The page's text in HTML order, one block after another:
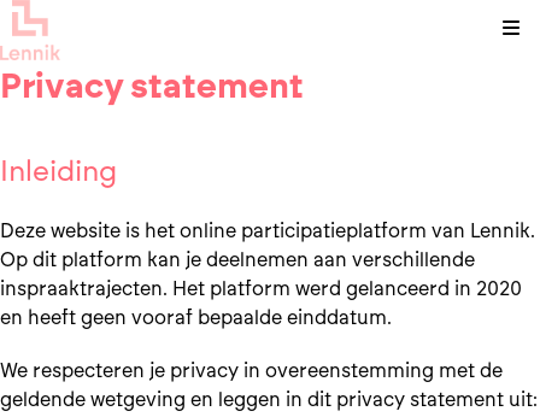
Privacy statement
Inleiding
Deze website is het online participatieplatform van Lennik.
Op dit platform kan je deelnemen aan verschillende
inspraaktrajecten. Het platform werd gelanceerd in 2020
en heeft geen vooraf bepaalde einddatum.
We respecteren je privacy in overeenstemming met de
geldende wetgeving en leggen in dit privacy statement uit: